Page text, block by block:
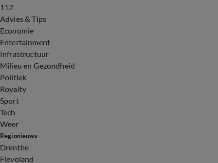
112
Advies & Tips
Economie
Entertainment
Infrastructuur
Milieu en Gezondheid
Politiek
Royalty
Sport
Tech
Weer
Regionieuws
Drenthe
Flevoland